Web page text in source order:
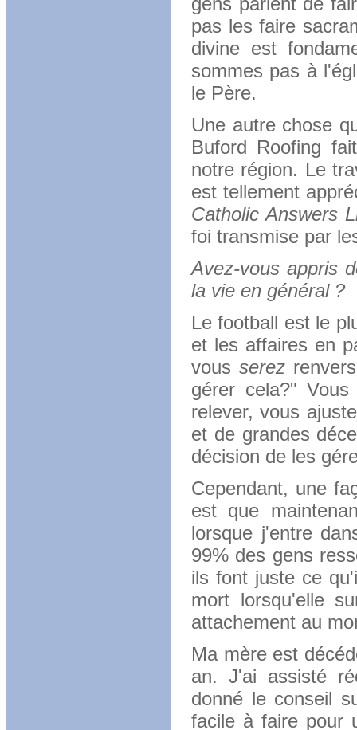
pas les faire
divine est
sommes pas à
le Père.
Une autre chose
Buford Roofing
notre région. Le
est tellement
Catholic Answers
foi transmise par
Avez-vous appris
la vie en général ?
Le football est le
et les affaires en
vousserez
gérer cela?"
relever, vous
et de grandes
décision de les
Cependant, une
est que
lorsque j'entre
99% des gens
ils font juste ce
mort lorsqu'elle
attachement au
Ma mère est
an. J'ai assisté
donné le conseil
facile à faire pour